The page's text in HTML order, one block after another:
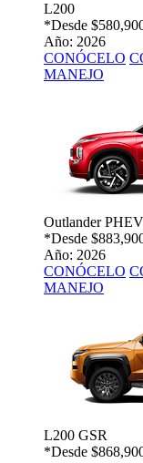
L200
*Desde
Año: 2026
CONÓCELO
MANEJO
Outlander PHEV
*Desde
Año: 2026
CONÓCELO
MANEJO
L200 GSR
*Desde